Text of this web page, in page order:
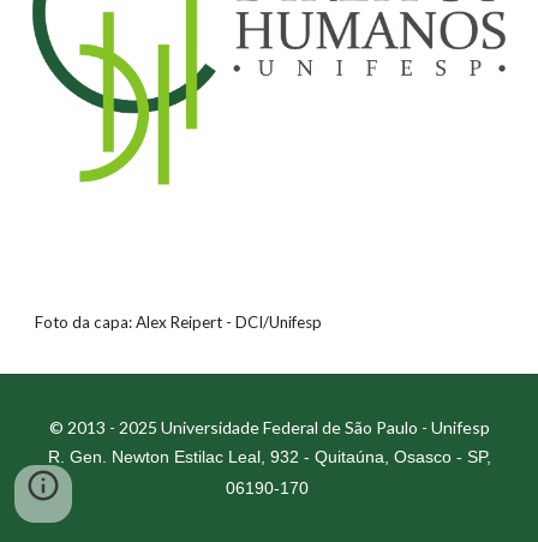
Foto da capa: Alex Reipert - DCI/Unifesp
© 2013 - 2025 Universidade Federal de São Paulo - Unifesp
R. Gen. Newton Estilac Leal, 932 - Quitaúna, Osasco - SP,
06190-170